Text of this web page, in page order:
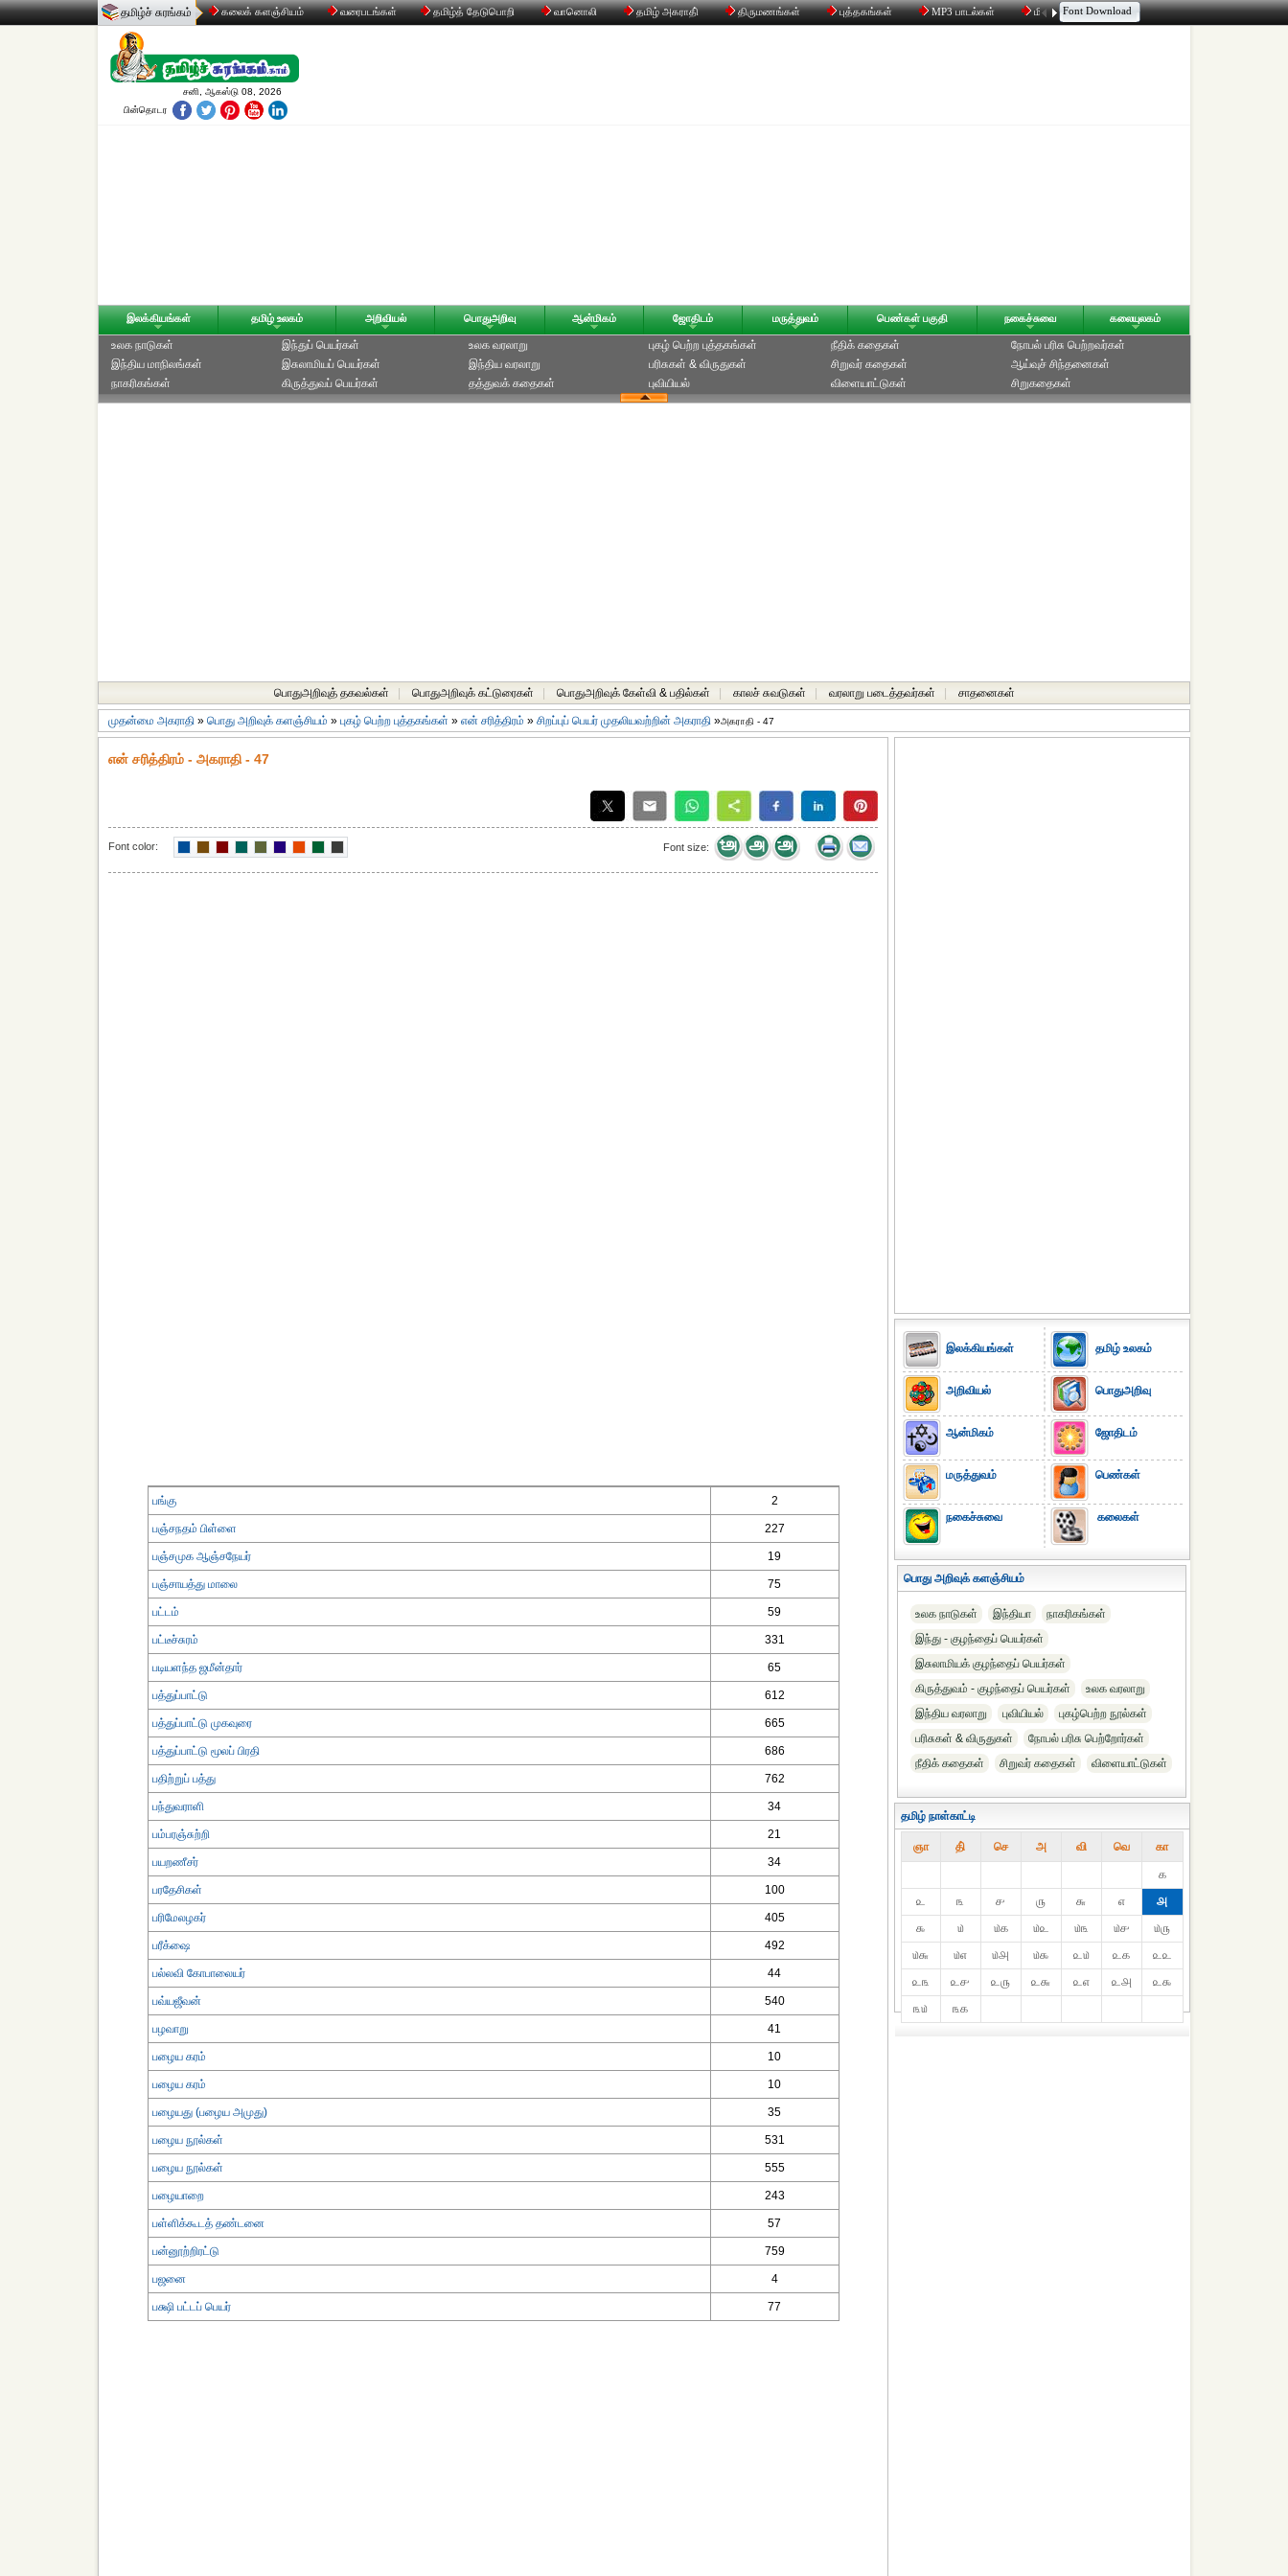
தமிழ்ச் சுரங்கம் கலைக் களஞ்சியம் வரைபடங்கள் தமிழ்த் தேடுபொறி வானொலி தமிழ் அகராதி் திருமணங்கள் புத்தகங்கள் MP3 பாடல்கள் மின்னஞ்சல் திரட்டி உரையாடல்
Font Download
சனி, ஆகஸ்டு 08, 2026
பின்தொடர
இலக்கியங்கள் தமிழ் உலகம் அறிவியல் பொதுஅறிவு ஆன்மிகம் ஜோதிடம் மருத்துவம் பெண்கள் பகுதி நகைச்சுவை கலையுலகம்
உலக நாடுகள்
இந்திய மாநிலங்கள்
நாகரிகங்கள்
இந்துப் பெயர்கள்
இசுலாமியப் பெயர்கள்
கிருத்துவப் பெயர்கள்
உலக வரலாறு
இந்திய வரலாறு
தத்துவக் கதைகள்
புகழ் பெற்ற புத்தகங்கள்
பரிசுகள் & விருதுகள்
புவியியல்
நீதிக் கதைகள்
சிறுவர் கதைகள்
விளையாட்டுகள்
நோபல் பரிசு‎ பெற்றவர்‎கள்
ஆய்வுச் சிந்தனைகள்
சிறுகதைகள்
பொதுஅறிவுத் தகவல்கள் பொதுஅறிவுக் கட்டுரைகள் பொதுஅறிவுக் கேள்வி & பதில்கள் காலச் சுவடுகள் வரலாறு படைத்தவர்கள் சாதனைகள்‎
முதன்மை அகராதி » பொது அறிவுக் களஞ்சியம் » புகழ் பெற்ற புத்தகங்கள் » என் சரித்திரம் » சிறப்புப் பெயர் முதலியவற்றின் அகராதி »அகராதி - 47
என் சரித்திரம் - அகராதி - 47
Font color: Font size:
பங்கு 2
பஞ்சநதம் பிள்ளை 227
பஞ்சமுக ஆஞ்சநேயர் 19
பஞ்சாயத்து மாலை 75
பட்டம் 59
பட்டீச்சுரம் 331
படியளந்த ஜமீன்தார் 65
பத்துப்பாட்டு 612
பத்துப்பாட்டு முகவுரை 665
பத்துப்பாட்டு மூலப் பிரதி 686
பதிற்றுப் பத்து 762
பந்துவராளி 34
பம்பரஞ்சுற்றி 21
பயறணீசர் 34
பரதேசிகள் 100
பரிமேலழகர் 405
பரீக்ஷை 492
பல்லவி கோபாலையர் 44
பவ்யஜீவன் 540
பழவாறு 41
பழைய கரம் 10
பழைய கரம் 10
பழையது (பழைய அமுது) 35
பழைய நூல்கள் 531
பழைய நூல்கள் 555
பழையாறை 243
பள்ளிக்கூடத் தண்டனை 57
பன்னூற்றிரட்டு 759
பஜனை 4
பக்ஷி பட்டப் பெயர் 77
இலக்கியங்கள்
அறிவியல்
ஆன்மிகம்
மருத்துவம்
நகைச்சுவை
தமிழ் உலகம்
பொதுஅறிவு
ஜோதிடம்
பெண்கள்
கலைகள்
பொது அறிவுக் களஞ்சியம்
உலக நாடுகள் இந்தியா
நாகரிகங்கள்
இந்து - குழந்தைப் பெயர்கள்
இசுலாமியக் குழந்தைப் பெயர்கள்
கிருத்துவம் - குழந்தைப் பெயர்கள்
உலக வரலாறு
இந்திய வரலாறு
புவியியல்
புகழ்பெற்ற நூல்கள்
பரிசுகள் & விருதுகள்
நோபல் பரிசு‎ பெற்றோர்‎கள்
நீதிக் கதைகள்
சிறுவர் கதைகள் விளையாட்டுகள்
தமிழ் நாள்காட்டி
ஞா தி் செ அ வி வெ கா
௧
௨
௩ ௪ ௫ ௬ ௭
௮
௯
௰ ௰௧ ௰௨ ௰௩ ௰௪
௰௫
௰௬
௰௭ ௰௮ ௰௯ ௨௰ ௨௧
௨௨
௨௩
௨௪ ௨௫ ௨௬ ௨௭ ௨௮
௨௯
௩௰
௩௧